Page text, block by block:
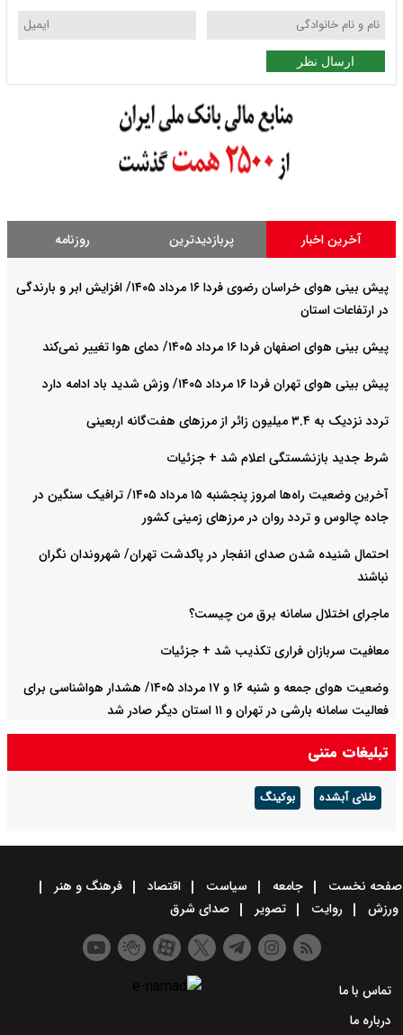
ارسال نظر
آخرین اخبار پربازدیدترین روزنامه
پیش بینی هوای خراسان رضوی فردا ۱۶ مرداد ۱۴۰۵/ افزایش ابر و بارندگی
در ارتفاعات استان
پیش بینی هوای اصفهان فردا ۱۶ مرداد ۱۴۰۵/ دمای هوا تغییر نمی‌کند
پیش بینی هوای تهران فردا ۱۶ مرداد ۱۴۰۵/ وزش شدید باد ادامه دارد
تردد نزدیک به ۳.۴ میلیون زائر از مرزهای هفت‌گانه اربعینی
شرط جدید بازنشستگی اعلام شد + جزئیات
آخرین وضعیت راه‌ها امروز پنجشنبه ۱۵ مرداد ۱۴۰۵/ ترافیک سنگین در
جاده چالوس و تردد روان در مرزهای زمینی کشور
احتمال شنیده شدن صدای انفجار در پاکدشت تهران/ شهروندان نگران
نباشند
ماجرای اختلال سامانه برق من چیست؟
معافیت سربازان فراری تکذیب شد + جزئیات
وضعیت هوای جمعه و شنبه ۱۶ و ۱۷ مرداد ۱۴۰۵/ هشدار هواشناسی برای
فعالیت سامانه بارشی در تهران و ۱۱ استان دیگر صادر شد
تبلیغات متنی
طلای آبشده بوکینگ
صفحه نخست جامعه سیاست اقتصاد
فرهنگ و هنر
ورزش
روایت تصویر صدای شرق
تماس با ما
درباره ما